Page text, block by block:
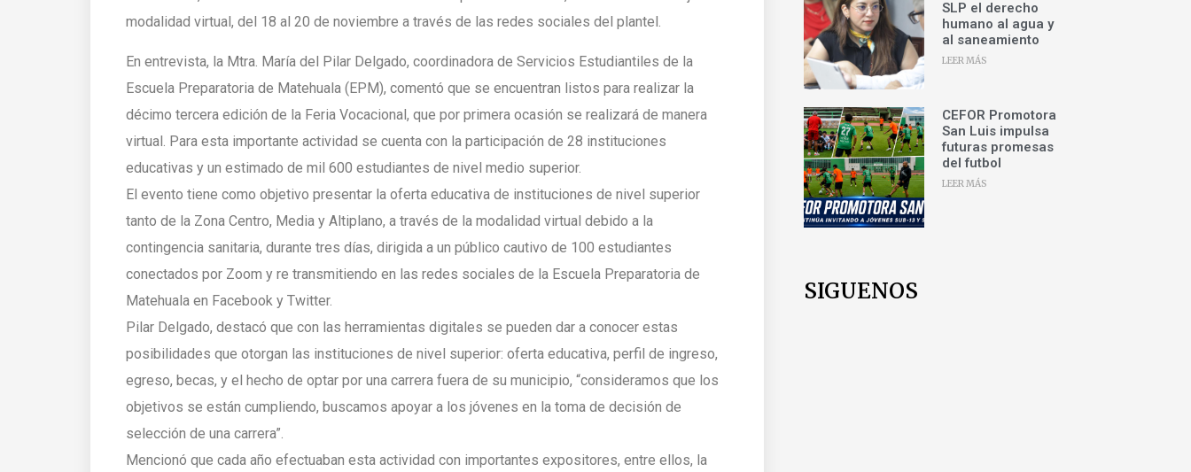
modalidad virtual, del 18 al 20 de noviembre a través de las redes sociales del plantel.
En entrevista, la Mtra. María del Pilar Delgado, coordinadora de Servicios Estudiantiles de la
Escuela Preparatoria de Matehuala (EPM), comentó que se encuentran listos para realizar la
décimo tercera edición de la Feria Vocacional, que por primera ocasión se realizará de manera
virtual. Para esta importante actividad se cuenta con la participación de 28 instituciones
educativas y un estimado de mil 600 estudiantes de nivel medio superior.
El evento tiene como objetivo presentar la oferta educativa de instituciones de nivel superior
tanto de la Zona Centro, Media y Altiplano, a través de la modalidad virtual debido a la
contingencia sanitaria, durante tres días, dirigida a un público cautivo de 100 estudiantes
conectados por Zoom y re transmitiendo en las redes sociales de la Escuela Preparatoria de
Matehuala en Facebook y Twitter.
Pilar Delgado, destacó que con las herramientas digitales se pueden dar a conocer estas
posibilidades que otorgan las instituciones de nivel superior: oferta educativa, perfil de ingreso,
egreso, becas, y el hecho de optar por una carrera fuera de su municipio, “consideramos que los
objetivos se están cumpliendo, buscamos apoyar a los jóvenes en la toma de decisión de
selección de una carrera”.
Mencionó que cada año efectuaban esta actividad con importantes expositores, entre ellos, la
SLP el derecho
humano al agua y
al saneamiento
LEER MÁS
CEFOR Promotora
San Luis impulsa
futuras promesas
del futbol
LEER MÁS
SIGUENOS